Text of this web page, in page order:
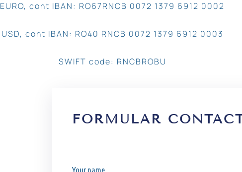
EURO, cont IBAN: RO67RNCB 0072 1379 6912 0002
USD, cont IBAN: RO40 RNCB 0072 1379 6912 0003
SWIFT code: RNCBROBU
FORMULAR
Your name